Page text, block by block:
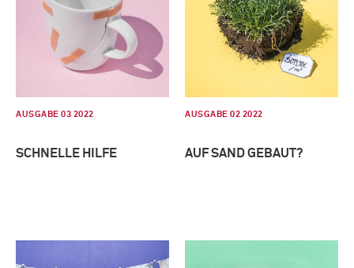
AUSGABE 03 2022
SCHNELLE HILFE
AUSGABE 02 2022
AUF SAND GEBAUT?